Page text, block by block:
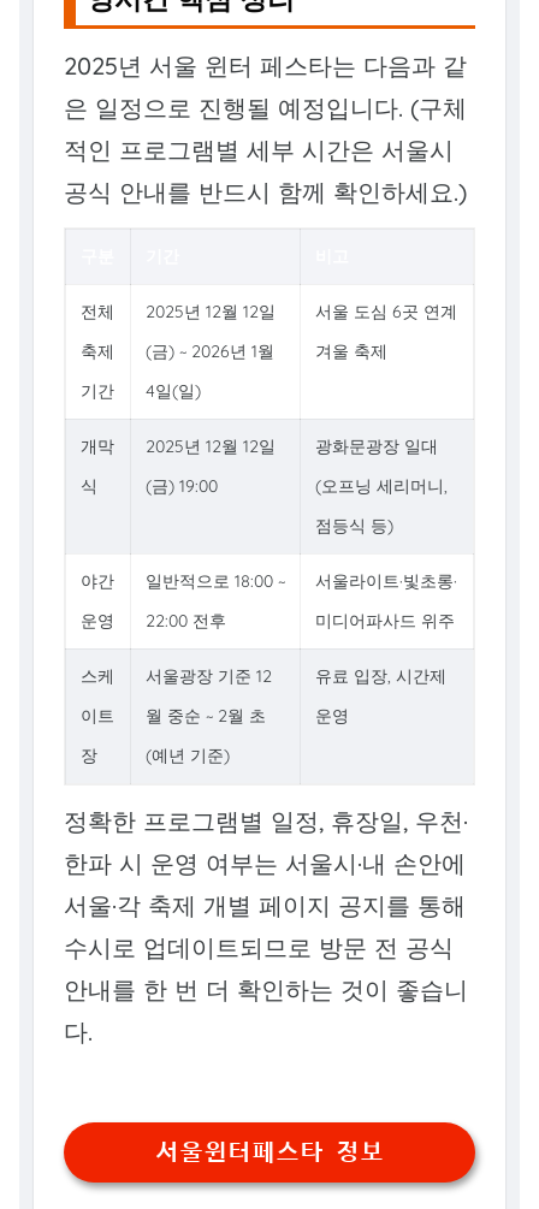
2025년 서울 윈터 페스타는 다음과 같
은 일정으로 진행될 예정입니다. (구체
적인 프로그램별 세부 시간은 서울시
공식 안내를 반드시 함께 확인하세요.)
전체
축제
기간
2025년 12월 12일
(금) ~ 2026년 1월
4일(일)
서울 도심 6곳 연계
겨울 축제
개막
식
2025년 12월 12일
(금) 19:00
광화문광장 일대
(오프닝 세리머니,
점등식 등)
야간
운영
일반적으로 18:00 ~
22:00 전후
서울라이트·빛초롱·
미디어파사드 위주
스케
이트
장
서울광장 기준 12
월 중순 ~ 2월 초
(예년 기준)
유료 입장, 시간제
운영
정확한 프로그램별 일정, 휴장일, 우천·
한파 시 운영 여부는 서울시·내 손안에
서울·각 축제 개별 페이지 공지를 통해
수시로 업데이트되므로 방문 전 공식
안내를 한 번 더 확인하는 것이 좋습니
다.
서울윈터페스타 정보